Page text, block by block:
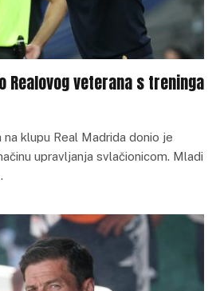
Realovog veterana s treninga
klupu Real Madrida donio je
upravljanja svlačionicom. Mladi